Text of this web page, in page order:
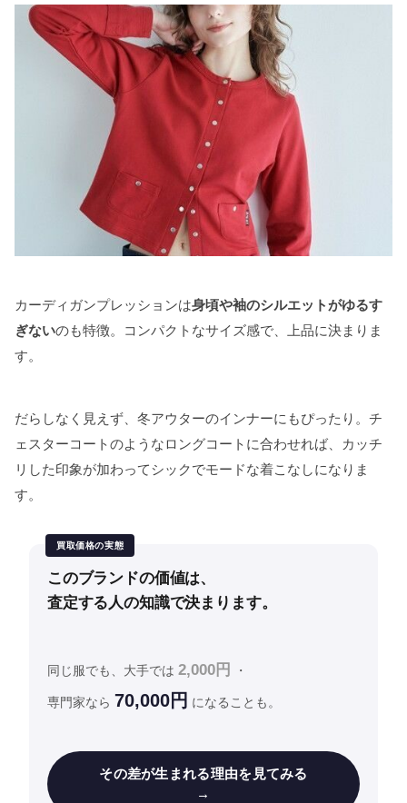
カーディガンプレッションは身頃や袖のシルエットがゆるす
ぎないのも特徴。コンパクトなサイズ感で、上品に決まりま
す。
だらしなく見えず、冬アウターのインナーにもぴったり。チ
ェスターコートのようなロングコートに合わせれば、カッチ
リした印象が加わってシックでモードな着こなしになりま
す。
買取価格の実態
このブランドの価値は、
査定する人の知識で決まります。
同じ服でも、大手では 2,000円 ・
専門家なら 70,000円 になることも。
その差が生まれる理由を見てみる
→